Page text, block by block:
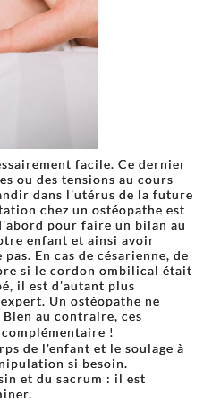
facile. Ce dernier
ou des tensions au cours
dans l'utérus de la future
chez un ostéopathe est
pour faire un bilan au
enfant et ainsi avoir
En cas de césarienne, de
si le cordon ombilical était
il est d'autant plus
Un ostéopathe ne
au contraire, ces
!
de l'enfant et le soulage à
si besoin.
et du sacrum : il est